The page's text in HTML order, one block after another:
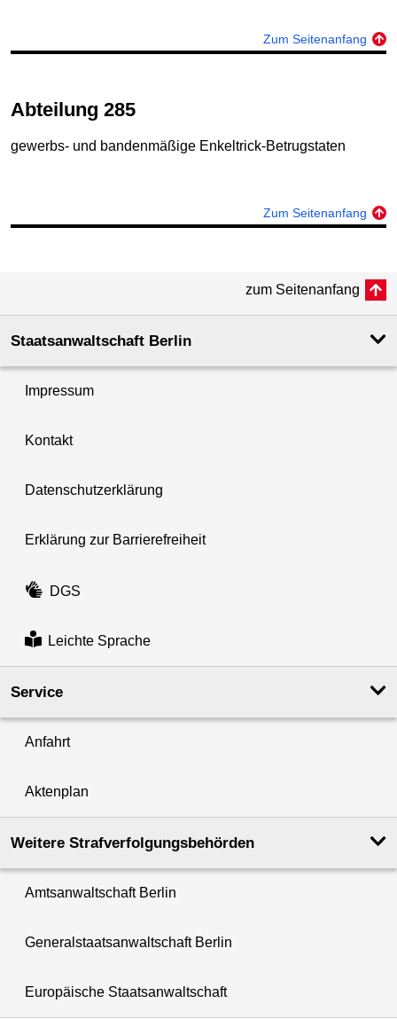
Zum Seitenanfang
Abteilung 285
gewerbs‑ und bandenmäßige Enkeltrick‑Betrugstaten
Zum Seitenanfang
zum Seitenanfang
Staatsanwaltschaft Berlin
Impressum
Kontakt
Datenschutzerklärung
Erklärung zur Barrierefreiheit
DGS
Leichte Sprache
Service
Anfahrt
Aktenplan
Weitere Strafverfolgungs­behörden
Amtsanwaltschaft Berlin
Generalstaatsanwaltschaft Berlin
Europäische Staatsanwaltschaft